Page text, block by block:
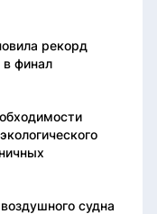
рекорд
в финал
судна